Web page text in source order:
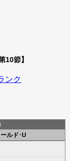
10節】
ンク
ルド･U